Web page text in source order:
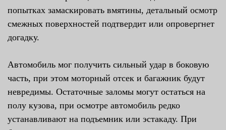
попытках замаскировать вмятины, детальный осмотр
смежных поверхностей подтвердит или опровергнет
догадку.
Автомобиль мог получить сильный удар в боковую
часть, при этом моторный отсек и багажник будут
невредимы. Остаточные заломы могут остаться на
полу кузова, при осмотре автомобиль редко
устанавливают на подъемник или эстакаду. При